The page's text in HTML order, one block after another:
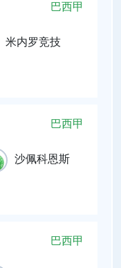
巴西甲
米内罗竞技
巴西甲
沙佩科恩斯
巴西甲